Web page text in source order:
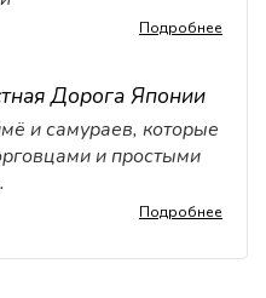
Подробнее
Дорога Японии
и самураев, которые
и простыми
Подробнее